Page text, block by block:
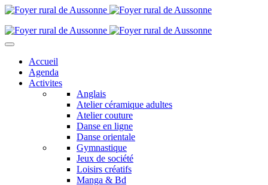
Accueil
Agenda
Activites
Anglais
Atelier céramique adultes
Atelier couture
Danse en ligne
Danse orientale
Gymnastique
Jeux de société
Loisirs créatifs
Manga & Bd